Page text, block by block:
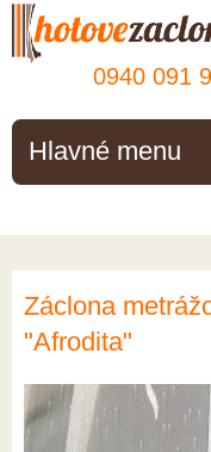
0940 091
Hlavné menu
Záclona
"Afrodita"